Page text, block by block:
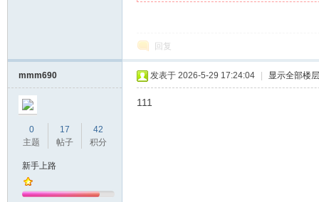
回复
mmm690
0
主题
17
帖子
42
积分
新手上路
发表于 2026-5-29 17:24:04 显示全部楼层
111